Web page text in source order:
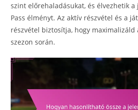
szint előrehaladásukat, és élvezhetik
Pass élményt. Az aktív részvétel és a
részvétel biztosítja, hogy
szezon során.